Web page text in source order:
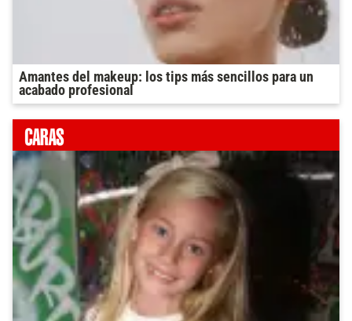
Amantes del makeup: los tips más sencillos para un
acabado profesional